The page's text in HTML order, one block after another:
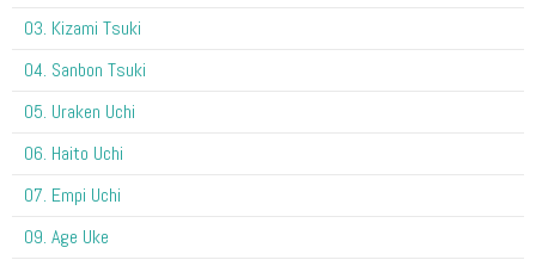
03. Kizami Tsuki
04. Sanbon Tsuki
05. Uraken Uchi
06. Haito Uchi
07. Empi Uchi
09. Age Uke